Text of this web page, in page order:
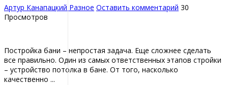
Артур Канапацкий Разное Оставить комментарий 30
Просмотров
Постройка бани – непростая задача. Еще сложнее сделать
все правильно. Один из самых ответственных этапов стройки
– устройство потолка в бане. От того, насколько
качественно ...